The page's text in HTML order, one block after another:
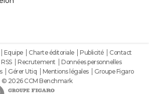
Equipe Charte éditoriale Publicité
Contact
RSS Recrutement
Données personnelles
Gérer Utiq Mentions légales
Groupe Figaro
© 2026 CCM Benchmark